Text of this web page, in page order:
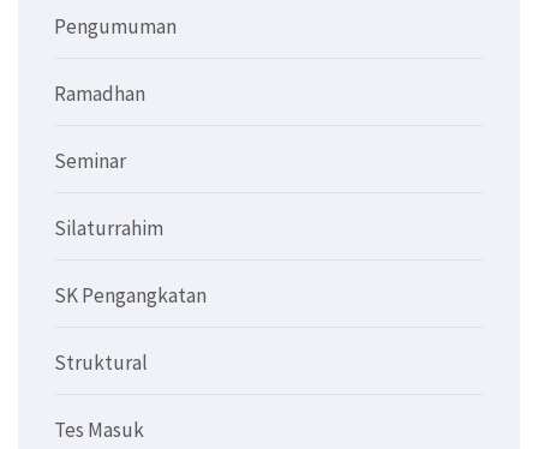
Pengumuman
Ramadhan
Seminar
Silaturrahim
SK Pengangkatan
Struktural
Tes Masuk